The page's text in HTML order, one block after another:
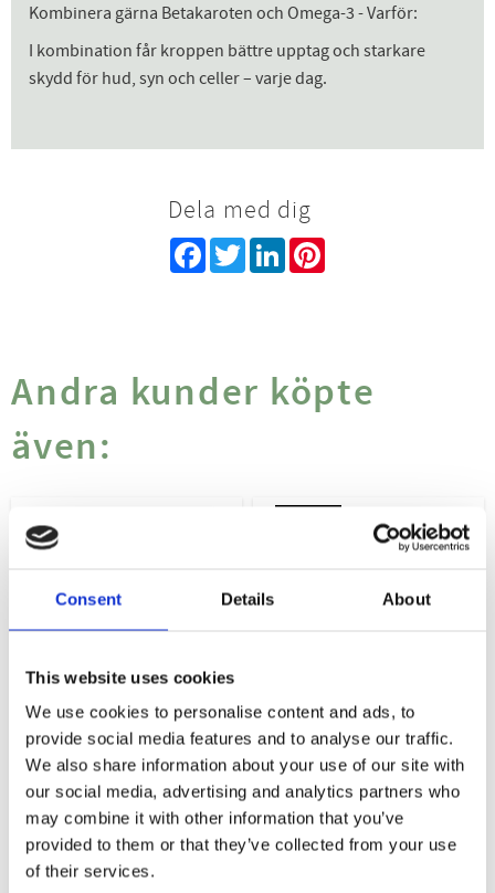
Consent Details About
This website uses cookies
We use cookies to personalise content and ads, to
provide social media features and to analyse our traffic.
We also share information about your use of our site with
our social media, advertising and analytics partners who
may combine it with other information that you’ve
provided to them or that they’ve collected from your use
of their services.
Kombinera gärna Betakaroten och Omega-3 - Varför:
I kombination får kroppen bättre upptag och starkare
skydd för hud, syn och celler – varje dag.
Dela med dig
Facebook
TwitterLinkedIn
Andra kunder köpte
även:
ESKIO-3 PURE 210ML
Eskio-3 Pure flytande kosttillskott med fiskolja är naturligt rik på omega-3-
290KR
BETTER YOU
BETAKAROTEN 50MG
50KAP
Solvitamin för din hud Högdoserad
119 149
20%